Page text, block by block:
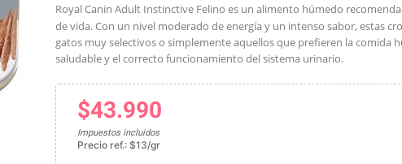
Royal Canin Adult Instinctive Felino es un alimento húmedo
de vida.Con un nivel moderado de energía y un intenso sabor, estas
gatos muy selectivos o simplemente aquellos que prefieren la comida
saludable y el correcto funcionamiento del sistema urinario.
$43.990
Impuestos incluidos
Precio ref.: $13/gr